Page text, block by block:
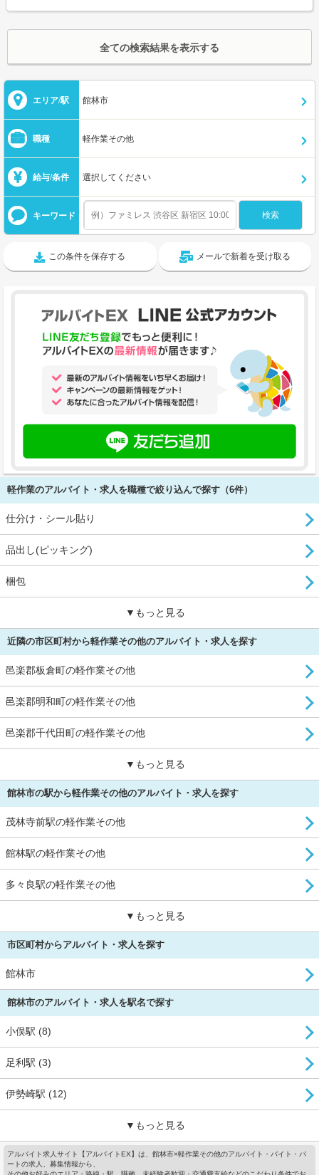
全ての検索結果を表示する
エリア/駅 館林市
職種 軽作業その他
給与/条件 選択してください
キーワード
この条件を保存する メールで新着を受け取る
軽作業のアルバイト・求人を職種で絞り込んで探す（6件）
仕分け・シール貼り
品出し(ピッキング)
梱包
▼もっと見る
近隣の市区町村から軽作業その他のアルバイト・求人を探す
邑楽郡板倉町の軽作業その他
邑楽郡明和町の軽作業その他
邑楽郡千代田町の軽作業その他
▼もっと見る
館林市の駅から軽作業その他のアルバイト・求人を探す
茂林寺前駅の軽作業その他
館林駅の軽作業その他
多々良駅の軽作業その他
▼もっと見る
市区町村からアルバイト・求人を探す
館林市
館林市のアルバイト・求人を駅名で探す
小俣駅 (8)
足利駅 (3)
伊勢崎駅 (12)
▼もっと見る
アルバイト求人サイト【アルバイトEX】は、館林市×軽作業その他のアルバイト・バイト・パ
ートの求人、募集情報から、